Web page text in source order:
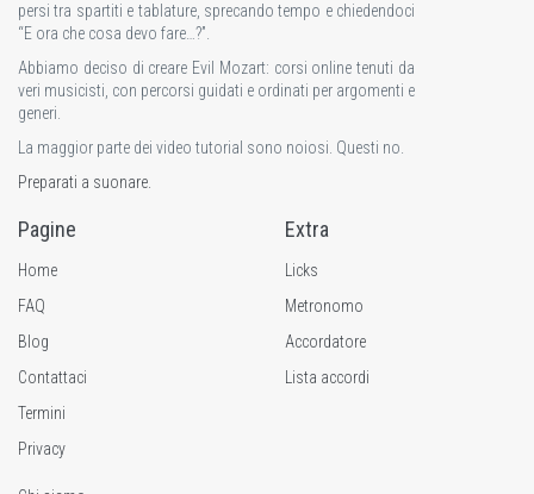
persi tra spartiti e tablature, sprecando tempo e chiedendoci
“E ora che cosa devo fare…?”.
Abbiamo deciso di creare Evil Mozart: corsi online tenuti da
veri musicisti, con percorsi guidati e ordinati per argomenti e
generi.
La maggior parte dei video tutorial sono noiosi. Questi no.
Preparati a suonare.
Pagine
Home
FAQ
Blog
Contattaci
Termini
Privacy
Extra
Licks
Metronomo
Accordatore
Lista accordi